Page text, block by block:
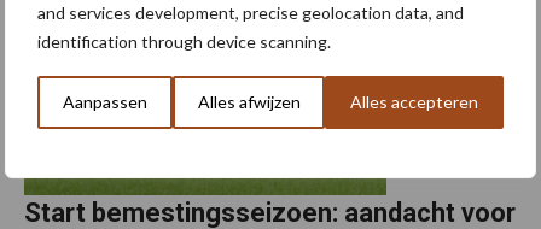
and services development, precise geolocation data, and
identification through device scanning.
Aanpassen Alles afwijzen Alles accepteren
Start bemestingsseizoen: aandacht voor